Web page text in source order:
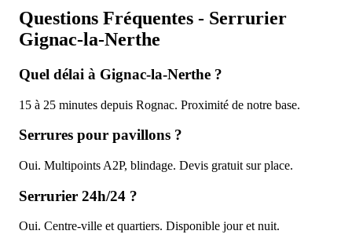
Questions Fréquentes - Serrurier
Gignac-la-Nerthe
Quel délai à Gignac-la-Nerthe ?
15 à 25 minutes depuis Rognac. Proximité de notre base.
Serrures pour pavillons ?
Oui. Multipoints A2P, blindage. Devis gratuit sur place.
Serrurier 24h/24 ?
Oui. Centre-ville et quartiers. Disponible jour et nuit.